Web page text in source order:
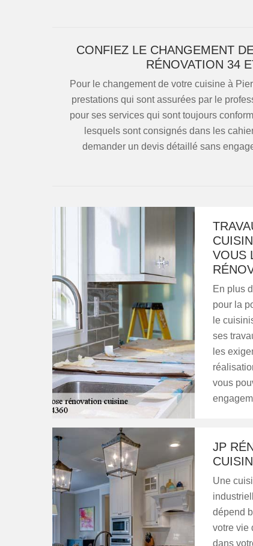
CONFIEZ LE CHANGEMENT
RÉNOVATION 34
Pour le changement de votre cuisine à
prestations qui sont assurées par le
pour ses services qui sont toujours
lesquels sont consignés dans les
demander un devis détaillé sans
VOUS
En plus
pour la
le
ses
les
vous
JP
Une
dépend
votre vie
dans